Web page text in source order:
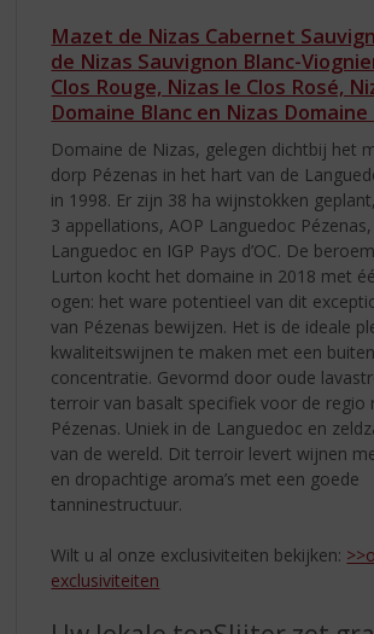
Mazet de Nizas Cabernet
de Nizas Sauvignon Blanc-
Clos Rouge, Nizas le Clos Rosé,
Domaine Blanc en Nizas Domaine
Domaine de Nizas, gelegen dichtbij het
dorp Pézenas in het hart van de
in 1998. Er zijn 38 ha wijnstokken
3 appellations, AOP Languedoc Pézenas,
Languedoc en IGP Pays d’OC. De
Lurton kocht het domaine in 2018 met
ogen: het ware potentieel van dit
van Pézenas bewijzen. Het is de ideale
kwaliteitswijnen te maken met een
concentratie. Gevormd door oude
terroir van basalt specifiek voor de regio
Pézenas. Uniek in de Languedoc en
van de wereld. Dit terroir levert wijnen
en dropachtige aroma’s met een goede
tanninestructuur.
Wilt u al onze exclusiviteiten bekijken:
exclusiviteiten